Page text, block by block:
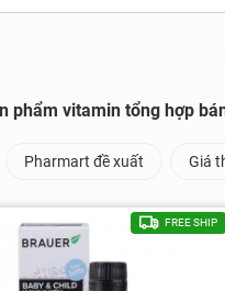
phẩm vitamin tổng hợp
Pharmart đề xuất Giá
FREE SHIP